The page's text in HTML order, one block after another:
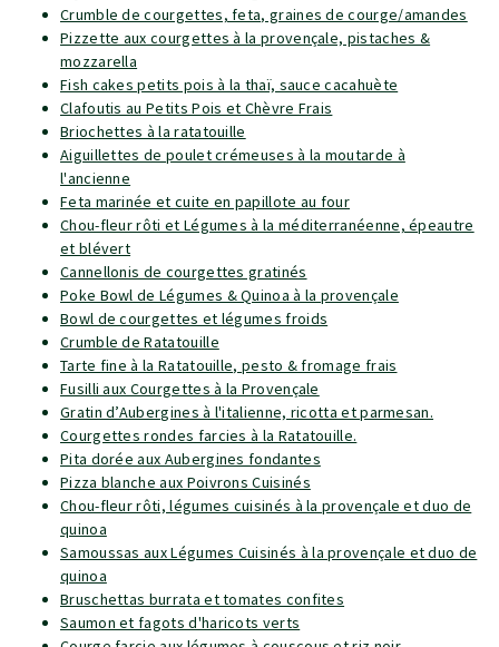
Crumble de courgettes, feta, graines de courge/amandes
Pizzette aux courgettes à la provençale, pistaches &
mozzarella
Fish cakes petits pois à la thaï, sauce cacahuète
Clafoutis au Petits Pois et Chèvre Frais
Briochettes à la ratatouille
Aiguillettes de poulet crémeuses à la moutarde à
l'ancienne
Feta marinée et cuite en papillote au four
Chou-fleur rôti et Légumes à la méditerranéenne, épeautre
et blévert
Cannellonis de courgettes gratinés
Poke Bowl de Légumes & Quinoa à la provençale
Bowl de courgettes et légumes froids
Crumble de Ratatouille
Tarte fine à la Ratatouille, pesto & fromage frais
Fusilli aux Courgettes à la Provençale
Gratin d’Aubergines à l'italienne, ricotta et parmesan.
Courgettes rondes farcies à la Ratatouille.
Pita dorée aux Aubergines fondantes
Pizza blanche aux Poivrons Cuisinés
Chou-fleur rôti, légumes cuisinés à la provençale et duo de
quinoa
Samoussas aux Légumes Cuisinés à la provençale et duo de
quinoa
Bruschettas burrata et tomates confites
Saumon et fagots d'haricots verts